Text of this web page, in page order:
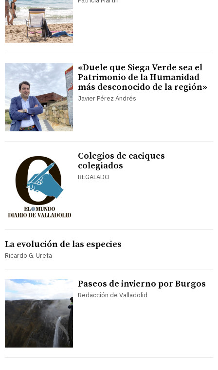
«Duele que Siega Verde sea el
Patrimonio de la Humanidad
más desconocido de la región»
Javier Pérez Andrés
Colegios de caciques
colegiados
REGALADO
La evolución de las especies
Ricardo G. Ureta
Paseos de invierno por Burgos
Redacción de Valladolid